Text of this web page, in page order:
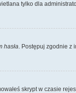
tylko dla
hasła. Postępuj zgodnie z
skrypt w czasie